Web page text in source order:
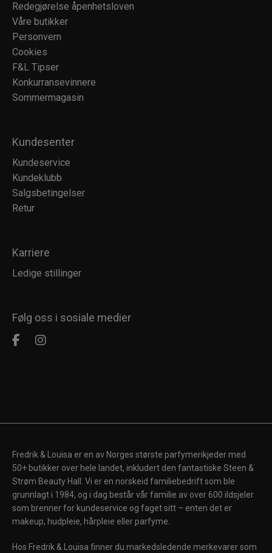
Redegjørelse åpenhetsloven
Våre butikker
Personvern
Cookies
F&L Tipser
Konkurransevinnere
Sommermagasin
Kundesenter
Kundeservice
Kundeklubb
Salgsbetingelser
Retur
Karriere
Ledige stillinger
Følg oss i sosiale medier
Fredrik & Louisa er en av Norges største parfymerikjeder med
50+ butikker over hele landet, inkludert den fantastiske Steen &
Strøm Beauty Hall. Vi er en norskeid familiebedrift som ble
grunnlagt i 1984, og i dag består vår familie av over 600 ildsjeler
som brenner for kundeservice og faget sitt – enten det er
makeup, hudpleie, hårpleie eller parfyme.
Hos Fredrik & Louisa finner du markedsledende merkevarer som